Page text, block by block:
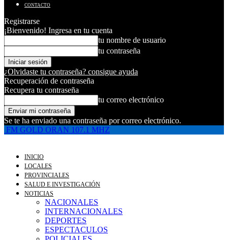
CONTACTO
Registrarse
¡Bienvenido! Ingresa en tu cuenta
tu nombre de usuario
tu contraseña
¿Olvidaste tu contraseña? consigue ayuda
Recuperación de contraseña
Recupera tu contraseña
tu correo electrónico
Se te ha enviado una contraseña por correo electrónico.
FM GOLD ORAN 107.1 MHZ
INICIO
LOCALES
PROVINCIALES
SALUD E INVESTIGACIÓN
NOTICIAS
NACIONALES
INTERNACIONALES
DEPORTES
ESPECTACULOS